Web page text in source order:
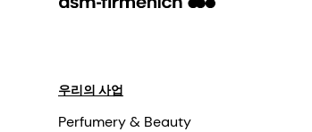
우리의 사업
Perfumery & Beauty